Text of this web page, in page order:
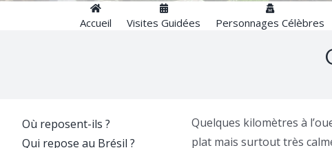
Accueil Visites Guidées Personnages Célèbres
Quelques kilomètres à
plat mais surtout très
Où reposent-ils ?
Qui repose au Brésil ?